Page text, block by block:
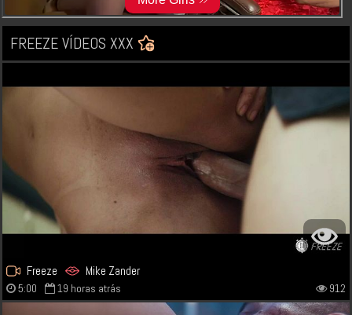
FREEZE VÍDEOS XXX
Freeze Mike Zander
5:00 19 horas atrás 912